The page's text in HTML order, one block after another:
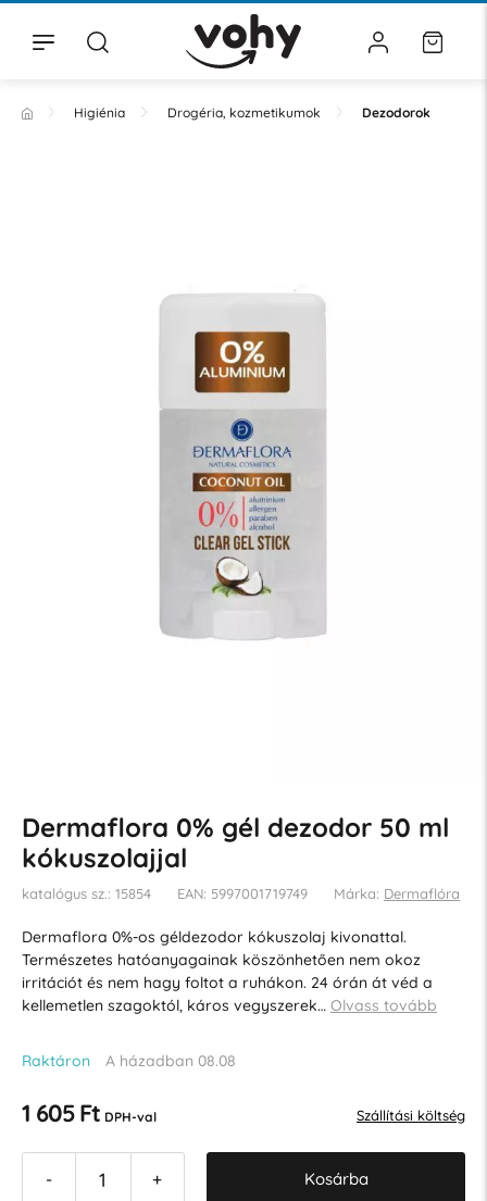
Higiénia Drogéria, kozmetikumok Dezodorok
Dermaflora 0% gél dezodor 50 ml
kókuszolajjal
katalógus sz.: 15854 EAN: 5997001719749 Márka: Dermaflóra
Dermaflora 0%-os géldezodor kókuszolaj kivonattal.
Természetes hatóanyagainak köszönhetően nem okoz
irritációt és nem hagy foltot a ruhákon. 24 órán át véd a
kellemetlen szagoktól, káros vegyszerek… Olvass tovább
Raktáron A házadban 08.08
1 605 Ft DPH-val Szállítási költség
- + Kosárba